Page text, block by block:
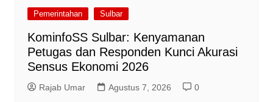
Pemerintahan Sulbar
KominfoSS Sulbar: Kenyamanan
Petugas dan Responden Kunci Akurasi
Sensus Ekonomi 2026
Rajab Umar Agustus 7, 2026 0